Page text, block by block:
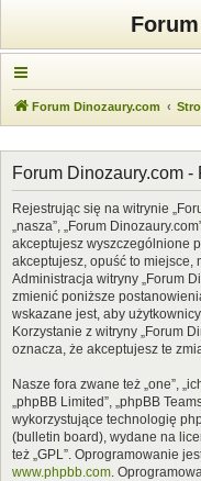
Forum Dinozaury.com
Forum Dinozaury.com -
Rejestrując się na witrynie
„nasza”, „Forum
akceptujesz wyszczególnione
akceptujesz, opuść to miejsce,
Administracja witryny „Forum
zmienić poniższe
wskazane jest, aby
Korzystanie z witryny „Forum
oznacza, że akceptujesz te
Nasze fora zwane też „one”,
„phpBB Limited”, „phpBB
wykorzystujące technologię
(bulletin board), wydane na
też „GPL”. Oprogramowanie
www.phpbb.com.